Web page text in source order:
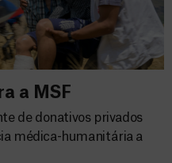
a MSF
de donativos privados
médica-humanitária a